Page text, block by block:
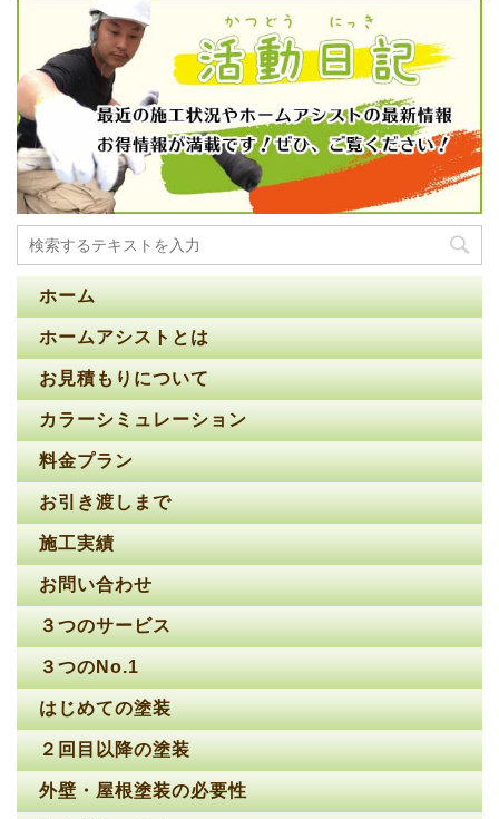
ホーム
ホームアシストとは
お見積もりについて
カラーシミュレーション
料金プラン
お引き渡しまで
施工実績
お問い合わせ
３つのサービス
３つのNo.1
はじめての塗装
２回目以降の塗装
外壁・屋根塗装の必要性